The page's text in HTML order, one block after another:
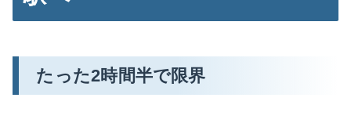
たった2時間半で限界